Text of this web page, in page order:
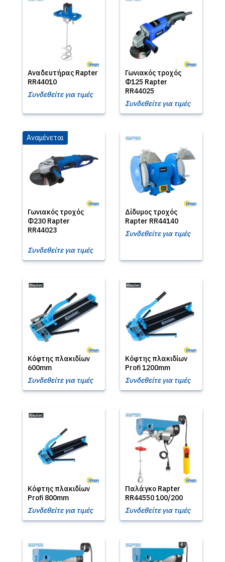
Αναδευτήρας Rapter
RR44010
Συνδεθείτε για τιμές
Γωνιακός τροχός
Φ125 Rapter
RR44025
Συνδεθείτε για τιμές
Γωνιακός τροχός
Φ230 Rapter
RR44023
Αναμένεται
Συνδεθείτε για τιμές
Δίδυμος τροχός
Rapter RR44140
Συνδεθείτε για τιμές
Κόφτης πλακιδίων
600mm
Συνδεθείτε για τιμές
Κόφτης πλακιδίων
Profi 1200mm
Συνδεθείτε για τιμές
Κόφτης πλακιδίων
Profi 800mm
Συνδεθείτε για τιμές
Παλάγκο Rapter
RR44550 100/200
Συνδεθείτε για τιμές